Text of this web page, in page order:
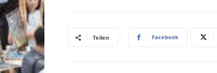
Teilen Facebook